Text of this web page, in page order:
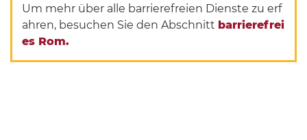
Um mehr über alle barrierefreien Dienste zu erf
ahren, besuchen Sie den Abschnitt barrierefrei
es Rom.